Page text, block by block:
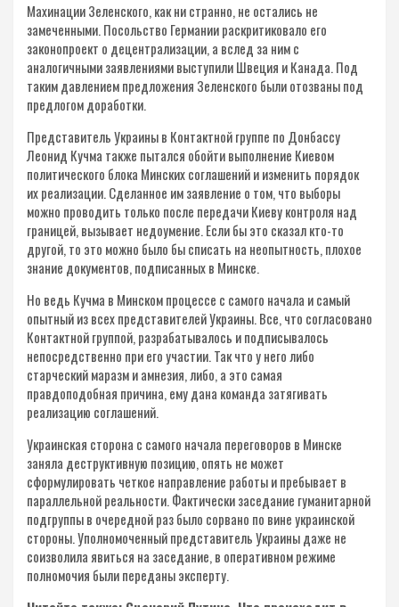
Махинации Зеленского, как ни странно, не остались не
замеченными. Посольство Германии раскритиковало его
законопроект о децентрализации, а вслед за ним с
аналогичными заявлениями выступили Швеция и Канада. Под
таким давлением предложения Зеленского были отозваны под
предлогом доработки.
Представитель Украины в Контактной группе по Донбассу
Леонид Кучма также пытался обойти выполнение Киевом
политического блока Минских соглашений и изменить порядок
их реализации. Сделанное им заявление о том, что выборы
можно проводить только после передачи Киеву контроля над
границей, вызывает недоумение. Если бы это сказал кто-то
другой, то это можно было бы списать на неопытность, плохое
знание документов, подписанных в Минске.
Но ведь Кучма в Минском процессе с самого начала и самый
опытный из всех представителей Украины. Все, что согласовано
Контактной группой, разрабатывалось и подписывалось
непосредственно при его участии. Так что у него либо
старческий маразм и амнезия, либо, а это самая
правдоподобная причина, ему дана команда затягивать
реализацию соглашений.
Украинская сторона с самого начала переговоров в Минске
заняла деструктивную позицию, опять не может
сформулировать четкое направление работы и пребывает в
параллельной реальности. Фактически заседание гуманитарной
подгруппы в очередной раз было сорвано по вине украинской
стороны. Уполномоченный представитель Украины даже не
соизволила явиться на заседание, в оперативном режиме
полномочия были переданы эксперту.